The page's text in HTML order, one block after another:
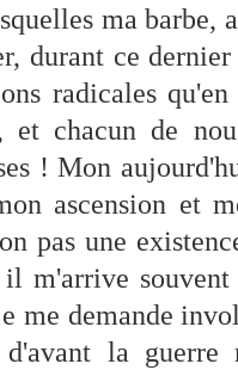
ma barbe,
durant ce
radicales
et chacun de
! Mon
ascension et
pas une
m'arrive
me demande
la guerre